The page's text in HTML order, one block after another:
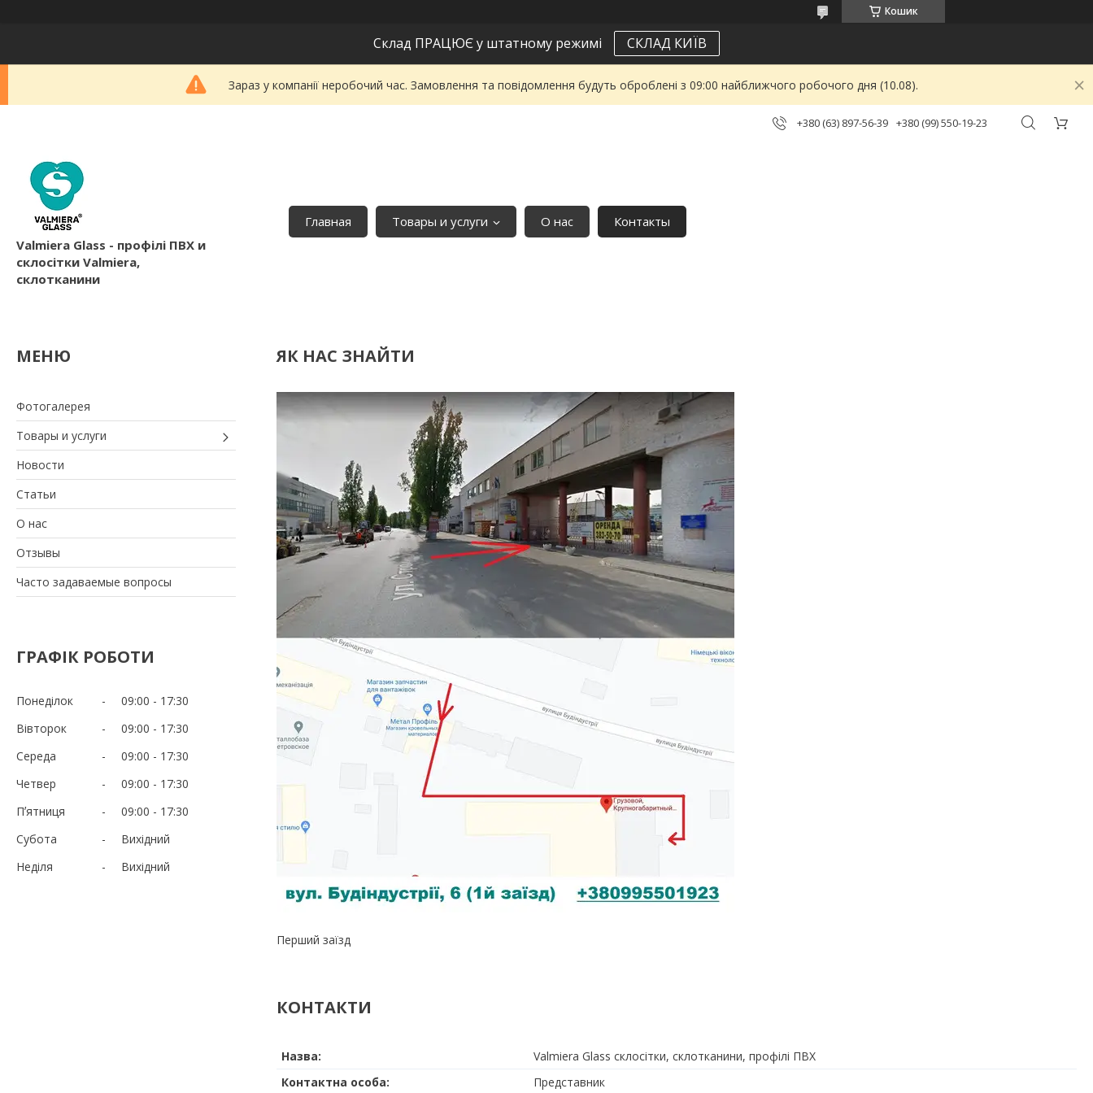
Кошик
Склад ПРАЦЮЄ у штатному режимі СКЛАД КИЇВ
Зараз у компанії неробочий час. Замовлення та повідомлення будуть оброблені з 09:00 найближчого робочого дня (10.08).
+380 (63) 897-56-39 +380 (99) 550-19-23
Valmiera Glass - профілі ПВХ и
склосітки Valmiera,
склотканини
Главная Товары и услуги О нас Контакты
Фотогалерея
Товары и услуги
Новости
Статьи
О нас
Отзывы
Часто задаваемые вопросы
ГРАФІК РОБОТИ
Понеділок 09:00
17:30
Вівторок
09:00
17:30
Середа
09:00
17:30
Четвер
09:00
17:30
Пʼятниця
09:00
17:30
Субота
Вихідний
Неділя
Вихідний
ЯК НАС ЗНАЙТИ
Перший заїзд
КОНТАКТИ
Valmiera Glass склосітки, склотканини, профілі ПВХ
Представник